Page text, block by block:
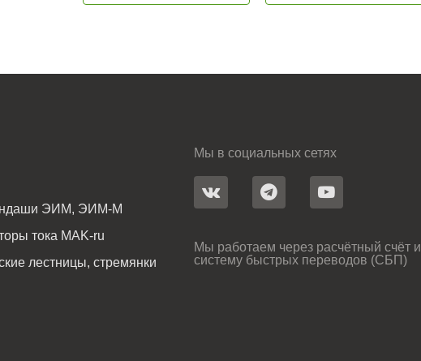
ЭИМ, ЭИМ-М
тока MAK-ru
лестницы, стремянки
Мы в социальных сетях
Мы работаем через расчётный счёт и
систему быстрых переводов (СБП)